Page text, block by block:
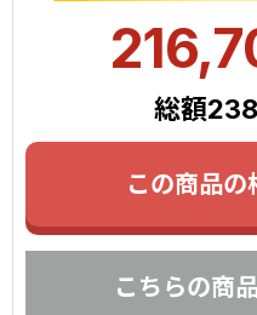
総額
この商品の
こちらの商